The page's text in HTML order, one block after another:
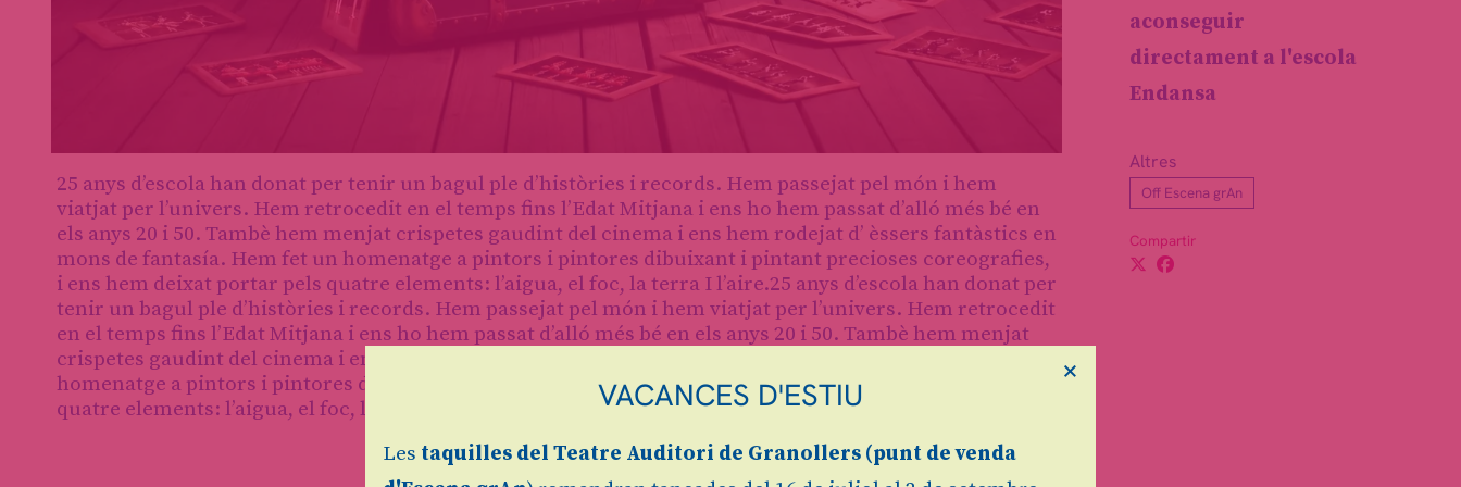
aconseguir
directament a l'escola
Endansa
Altres
Off Escena grAn
Compartir
25 anys d’escola han donat per tenir un bagul ple d’històries i records. Hem passejat pel món i hem
viatjat per l’univers. Hem retrocedit en el temps fins l’Edat Mitjana i ens ho hem passat d’alló més bé en
els anys 20 i 50. Tambè hem menjat crispetes gaudint del cinema i ens hem rodejat d’ èssers fantàstics en
mons de fantasía. Hem fet un homenatge a pintors i pintores dibuixant i pintant precioses coreografies,
i ens hem deixat portar pels quatre elements: l’aigua, el foc, la terra I l’aire.25 anys d’escola han donat per
tenir un bagul ple d’històries i records. Hem passejat pel món i hem viatjat per l’univers. Hem retrocedit
en el temps fins l’Edat Mitjana i ens ho hem passat d’alló més bé en els anys 20 i 50. Tambè hem menjat
crispetes gaudint del cinema i ens hem rodejat d’ èssers fantàstics en mons de fantasía. Hem fet un
homenatge a pintors i pintores dibuixant i pintant precioses coreografies, i ens hem deixat portar pels
quatre elements: l’aigua, el foc, la terra I l’aire.
VACANCES D'ESTIU
Les taquilles del Teatre Auditori de Granollers (punt de venda
×